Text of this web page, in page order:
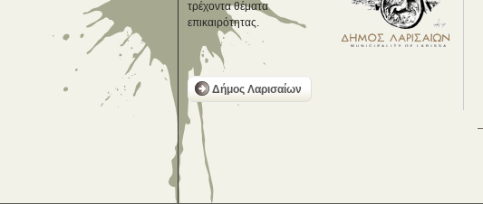
τρέχοντα θέματα
επικαιρότητας.
Δήμος Λαρισαίων